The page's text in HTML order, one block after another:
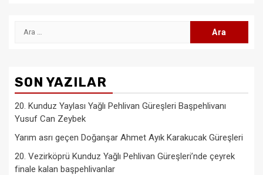
Arama:
SON YAZILAR
20. Kunduz Yaylası Yağlı Pehlivan Güreşleri Başpehlivanı
Yusuf Can Zeybek
Yarım asrı geçen Doğanşar Ahmet Ayık Karakucak Güreşleri
20. Vezirköprü Kunduz Yağlı Pehlivan Güreşleri’nde çeyrek
finale kalan başpehlivanlar